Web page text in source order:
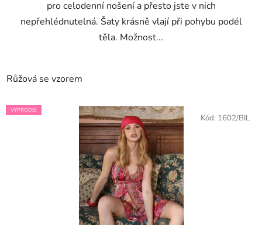
pro celodenní nošení a přesto jste v nich
nepřehlédnutelná. Šaty krásně vlají při pohybu podél
těla. Možnost...
Růžová se vzorem
VÝPRODEJ
Kód: 1602/BIL